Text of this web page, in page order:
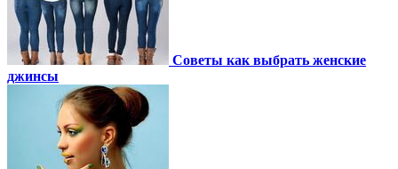
Советы как выбрать женские
джинсы